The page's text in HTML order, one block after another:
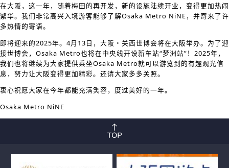
在大阪，这一年，随着梅田的再开发，新的设施陆续开业，变得更加热闹
繁华。我们非常高兴入境游客能够了解Osaka Metro NiNE，并寄来了许
多热情的寄语。
即将迎来的2025年。4月13日，大阪・关西世博会将在大阪举办。为了迎
接世博会，Osaka Metro也将在中央线开设新车站“梦洲站”！2025年，
我们也将继续为大家提供乘坐Osaka Metro就可以游览到的有趣观光信
息，努力让大阪变得更加精彩。还请大家多多关照。
衷心祝愿大家在今年都能充满笑容，度过美好的一年。
Osaka Metro NiNE